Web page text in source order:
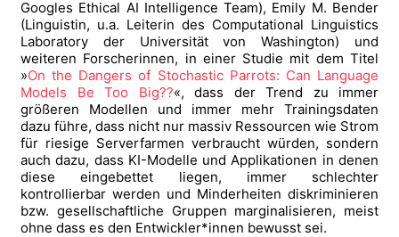
Googles Ethical AI Intelligence Team), Emily M. Bender
(Linguistin, u.a. Leiterin des Computational Linguistics
Laboratory der Universität von Washington) und
weiteren Forscherinnen, in einer Studie mit dem Titel
»On the Dangers of Stochastic Parrots: Can Language
Models Be Too Big??«, dass der Trend zu immer
größeren Modellen und immer mehr Trainingsdaten
dazu führe, dass nicht nur massiv Ressourcen wie Strom
für riesige Serverfarmen verbraucht würden, sondern
auch dazu, dass KI-Modelle und Applikationen in denen
diese eingebettet liegen, immer schlechter
kontrollierbar werden und Minderheiten diskriminieren
bzw. gesellschaftliche Gruppen marginalisieren, meist
ohne dass es den Entwickler*innen bewusst sei.